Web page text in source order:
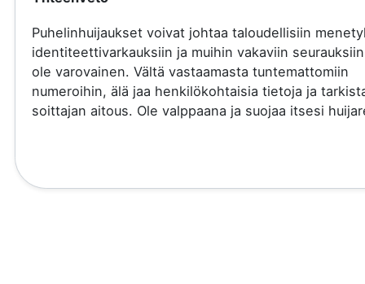
Puhelinhuijaukset voivat johtaa taloudellisiin
identiteettivarkauksiin ja muihin vakaviin
ole varovainen. Vältä vastaamasta tuntemattomiin
numeroihin, älä jaa henkilökohtaisia tietoja ja
soittajan aitous. Ole valppaana ja suojaa itsesi